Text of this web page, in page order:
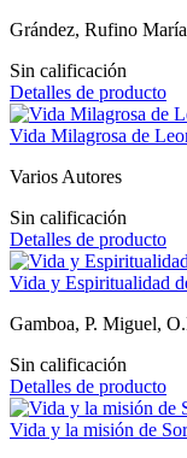
Grández, Rufino María
Sin calificación
Detalles de producto
Vida Milagrosa de
Varios Autores
Sin calificación
Detalles de producto
Vida y Espiritualidad
Gamboa, P. Miguel,
Sin calificación
Detalles de producto
Vida y la misión de